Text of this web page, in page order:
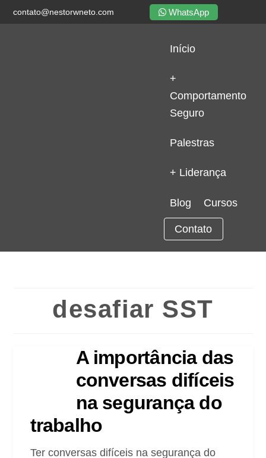
contato@nestorwneto.com WhatsApp
Início
+
Comportamento
Seguro
Palestras
+ Liderança
Blog Cursos
Contato
desafiar SST
A importância das
conversas difíceis
na segurança do
trabalho
Ter conversas difíceis na segurança do